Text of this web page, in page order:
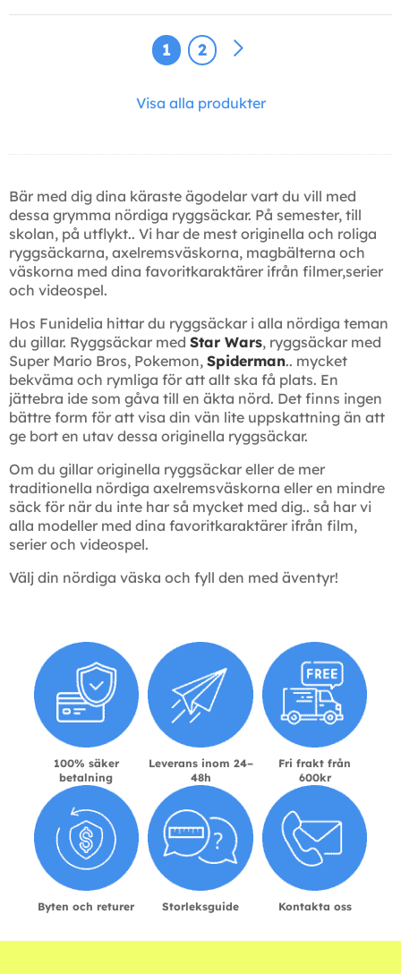
1 2
Visa alla produkter
Bär med dig dina käraste ägodelar vart du vill med
dessa grymma nördiga ryggsäckar. På semester, till
skolan, på utflykt.. Vi har de mest originella och roliga
ryggsäckarna, axelremsväskorna, magbälterna och
väskorna med dina favoritkaraktärer ifrån filmer,serier
och videospel.
Hos Funidelia hittar du ryggsäckar i alla nördiga teman
du gillar. Ryggsäckar med Star Wars, ryggsäckar med
Super Mario Bros, Pokemon, Spiderman.. mycket
bekväma och rymliga för att allt ska få plats. En
jättebra ide som gåva till en äkta nörd. Det finns ingen
bättre form för att visa din vän lite uppskattning än att
ge bort en utav dessa originella ryggsäckar.
Om du gillar originella ryggsäckar eller de mer
traditionella nördiga axelremsväskorna eller en mindre
säck för när du inte har så mycket med dig.. så har vi
alla modeller med dina favoritkaraktärer ifrån film,
serier och videospel.
Välj din nördiga väska och fyll den med äventyr!
100% säker
betalning
Leverans inom 24–
48h
Fri frakt från
600kr
Byten och returer Storleksguide Kontakta oss